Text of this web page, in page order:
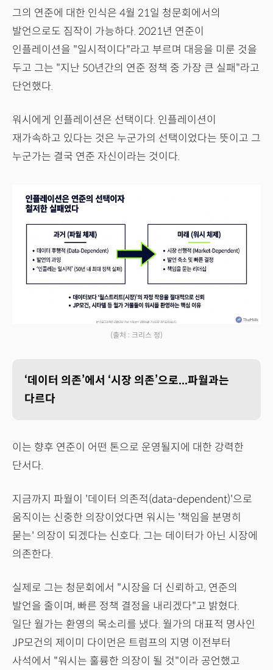
그의 연준에 대한 인식은 4월 21일 청문회에서의
발언으로도 짐작이 가능하다. 2021년 연준이
인플레이션을 "일시적이다"라고 부르며 대응을 미룬 것을
두고 그는 "지난 50년간의 연준 정책 중 가장 큰 실패"라고
단언했다.
워시에게 인플레이션은 선택이다. 인플레이션이
재가속하고 있다는 것은 누군가의 선택이었다는 뜻이고 그
누군가는 결국 연준 자신이라는 것이다.
(출처 : 크리스 정)
‘데이터 의존’에서 ‘시장 의존’으로...파월과는
다르다
이는 향후 연준이 어떤 톤으로 운영될지에 대한 강력한
단서다.
지금까지 파월이 '데이터 의존적(data-dependent)'으로
움직이는 신중한 의장이었다면 워시는 '책임을 분명히
묻는' 의장이 되겠다는 신호다. 그는 데이터가 아닌 시장에
의존한다.
실제로 그는 청문회에서 "시장을 더 신뢰하고, 연준의
발언을 줄이며, 빠른 정책 결정을 내리겠다"고 밝혔다.
일단 월가는 환영의 목소리를 냈다. 월가의 대표적 명사인
JP모건의 제이미 다이먼은 트럼프의 지명 이전부터
사석에서 "워시는 훌륭한 의장이 될 것"이라 공언했고